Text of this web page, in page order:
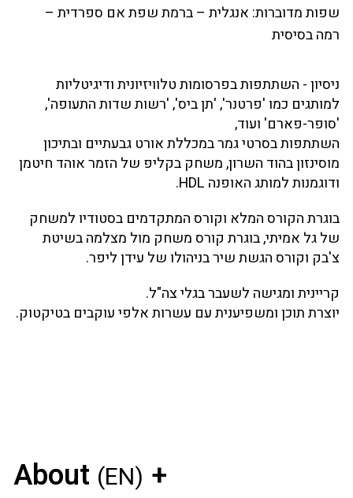
שפות מדוברות: אנגלית – ברמת שפת אם ספרדית –
רמה בסיסית
ניסיון - השתתפות בפרסומות טלוויזיונית ודיגיטליות
למותגים כמו 'פרטנר', 'תן ביס', 'רשות שדות התעופה',
'סופר-פארם' ועוד,
השתתפות בסרטי גמר במכללת אורט גבעתיים ובתיכון
מוסינזון בהוד השרון, משחק בקליפ של הזמר אוהד חיטמן
ודוגמנות למותג האופנה HDL.
בוגרת הקורס המלא וקורס המתקדמים בסטודיו למשחק
של גל אמיתי, בוגרת קורס משחק מול מצלמה בשיטת
צ'בק וקורס הגשת שיר בניהולו של עידן ליפר.
קריינית ומגישה לשעבר בגלי צה"ל.
יוצרת תוכן ומשפיענית עם עשרות אלפי עוקבים בטיקטוק.
About (EN)